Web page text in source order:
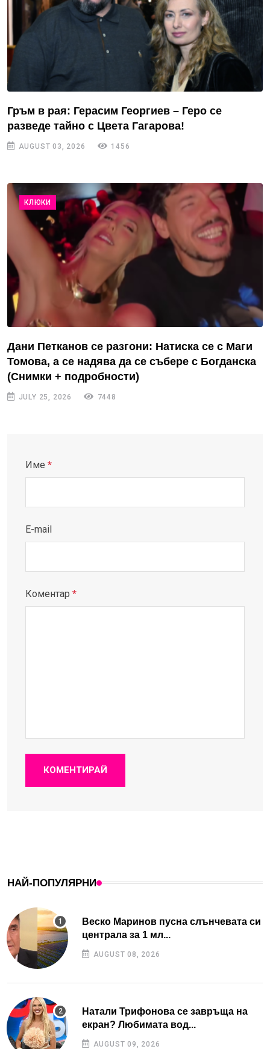
Гръм в рая: Герасим Георгиев – Геро се
разведе тайно с Цвета Гагарова!
AUGUST 03, 2026 1456
КЛЮКИ
Дани Петканов се разгони: Натиска се с Маги
Томова, а се надява да се събере с Богданска
(Снимки + подробности)
JULY 25, 2026 7448
Име *
E-mail
Коментар *
КОМЕНТИРАЙ
НАЙ-ПОПУЛЯРНИ
Веско Маринов пусна слънчевата си
централа за 1 мл...
AUGUST 08, 2026
Натали Трифонова се завръща на
екран? Любимата вод...
AUGUST 09, 2026